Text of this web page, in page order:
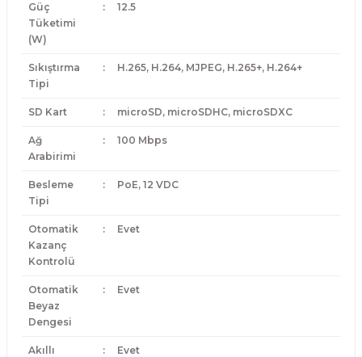
Güç
Tüketimi
(W)
: 12.5
Sıkıştırma
Tipi
: H.265, H.264, MJPEG, H.265+, H.264+
SD Kart : microSD, microSDHC, microSDXC
Ağ
Arabirimi
: 100 Mbps
Besleme
Tipi
: PoE, 12 VDC
Otomatik
Kazanç
Kontrolü
: Evet
Otomatik
Beyaz
Dengesi
: Evet
Akıllı
: Evet